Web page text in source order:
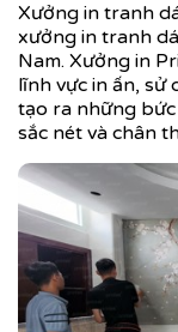
Xưởng in tranh
xưởng in tranh
Nam. Xưởng in
lĩnh vực in ấn, sử
tạo ra những
sắc nét và chân